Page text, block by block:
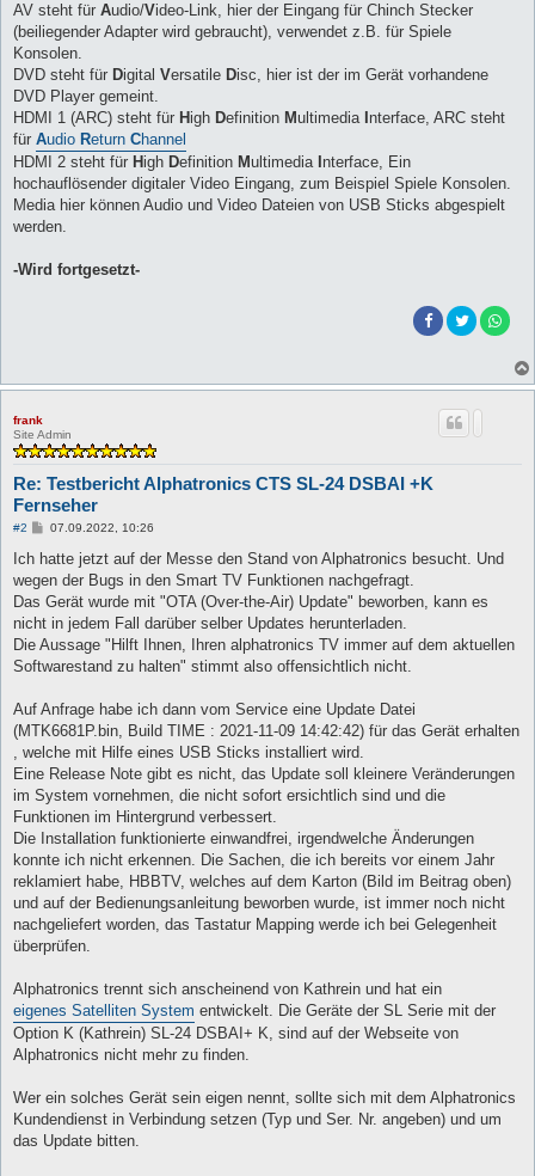
AV steht für Audio/Video-Link, hier der Eingang für Chinch Stecker
(beiliegender Adapter wird gebraucht), verwendet z.B. für Spiele
Konsolen.
DVD steht für Digital Versatile Disc, hier ist der im Gerät vorhandene
DVD Player gemeint.
HDMI 1 (ARC) steht für High Definition Multimedia nterface, ARC steht
für Audio Return Channel
HDMI 2 steht für High Definition Multimedia nterface, Ein
hochauflösender digitaler Video Eingang, zum Beispiel Spiele Konsolen.
Media hier können Audio und Video Dateien von USB Sticks abgespielt
werden.
-Wird fortgesetzt-
frank
Site Admin
Re: Testbericht Alphatronics CTS SL-24 DSBAI +K
Fernseher
#2
B
i
r
a
07.09.2022, 10:26
Ich hatte jetzt auf der Messe den Stand von Alphatronics besucht. Und
wegen der Bugs in den Smart TV Funktionen nachgefragt.
Das Gerät wurde mit "OTA (Over-the-Air) Update" beworben, kann es
nicht in jedem Fall darüber selber Updates herunterladen.
Die Aussage "Hilft Ihnen, Ihren alphatronics TV immer auf dem aktuellen
Softwarestand zu halten" stimmt also offensichtlich nicht.
Auf Anfrage habe ich dann vom Service eine Update Datei
(MTK6681P.bin, Build TIME : 2021-11-09 14:42:42) für das Gerät erhalten
, welche mit Hilfe eines USB Sticks installiert wird.
Eine Release Note gibt es nicht, das Update soll kleinere Veränderungen
im System vornehmen, die nicht sofort ersichtlich sind und die
Funktionen im Hintergrund verbessert.
Die Installation funktionierte einwandfrei, irgendwelche Änderungen
konnte ich nicht erkennen. Die Sachen, die ich bereits vor einem Jahr
reklamiert habe, HBBTV, welches auf dem Karton (Bild im Beitrag oben)
und auf der Bedienungsanleitung beworben wurde, ist immer noch nicht
nachgeliefert worden, das Tastatur Mapping werde ich bei Gelegenheit
überprüfen.
Alphatronics trennt sich anscheinend von Kathrein und hat ein
eigenes Satelliten System entwickelt. Die Geräte der SL Serie mit der
Option K (Kathrein) SL-24 DSBAI+ K, sind auf der Webseite von
Alphatronics nicht mehr zu finden.
Wer ein solches Gerät sein eigen nennt, sollte sich mit dem Alphatronics
Kundendienst in Verbindung setzen (Typ und Ser. Nr. angeben) und um
das Update bitten.